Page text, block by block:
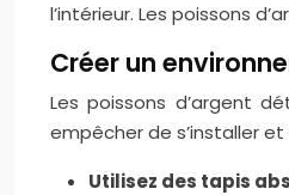
l’intérieur. Les poissons
Créer un
Les poissons d’argent
empêcher de s’installer
Utilisez des tapis